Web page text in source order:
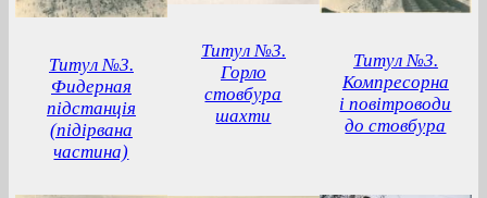
Титул №3.
Фидерная
підстанція
(підірвана
частина)
Титул №3.
Горло
стовбура
шахти
Титул №3.
Компресорна
і повітроводи
до стовбура